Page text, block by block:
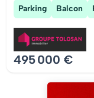
Parking Balcon
495 000 €